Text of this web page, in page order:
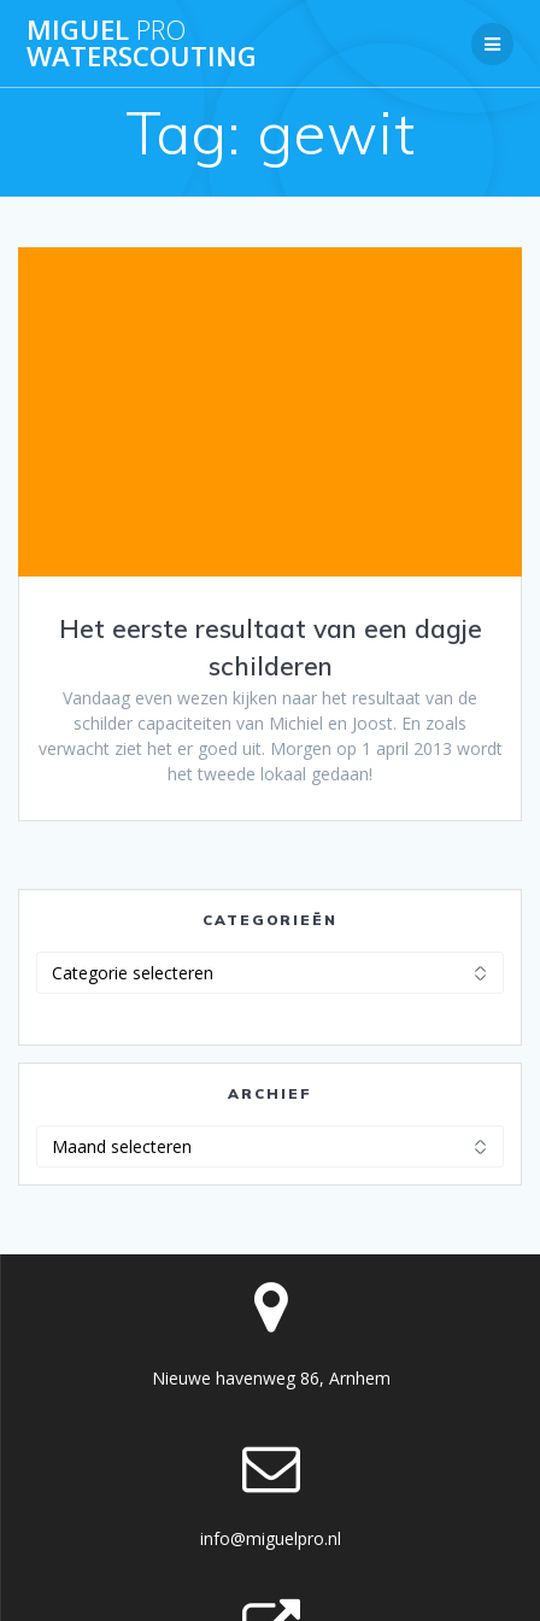
inhoud
MIGUEL PRO
WATERSCOUTING
Tag: gewit
Het eerste resultaat van een dagje
schilderen
Vandaag even wezen kijken naar het resultaat van de
schilder capaciteiten van Michiel en Joost. En zoals
verwacht ziet het er goed uit. Morgen op 1 april 2013 wordt
het tweede lokaal gedaan!
CATEGORIEËN
ARCHIEF
Nieuwe havenweg 86, Arnhem
info@miguelpro.nl